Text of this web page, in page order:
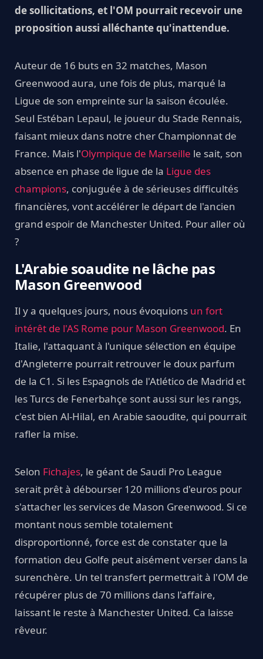
de sollicitations, et l'OM pourrait recevoir une
proposition aussi alléchante qu'inattendue.
Auteur de 16 buts en 32 matches, Mason
Greenwood aura, une fois de plus, marqué la
Ligue de son empreinte sur la saison écoulée.
Seul Estéban Lepaul, le joueur du Stade Rennais,
faisant mieux dans notre cher Championnat de
France. Mais l'Olympique de Marseille le sait, son
absence en phase de ligue de la Ligue des
champions, conjuguée à de sérieuses difficultés
financières, vont accélérer le départ de l'ancien
grand espoir de Manchester United. Pour aller où
?
L'Arabie soaudite ne lâche pas
Mason Greenwood
Il y a quelques jours, nous évoquions un fort
intérêt de l'AS Rome pour Mason Greenwood. En
Italie, l'attaquant à l'unique sélection en équipe
d'Angleterre pourrait retrouver le doux parfum
de la C1. Si les Espagnols de l'Atlético de Madrid et
les Turcs de Fenerbahçe sont aussi sur les rangs,
c'est bien Al-Hilal, en Arabie saoudite, qui pourrait
rafler la mise.
Selon Fichajes, le géant de Saudi Pro League
serait prêt à débourser 120 millions d'euros pour
s'attacher les services de Mason Greenwood. Si ce
montant nous semble totalement
disproportionné, force est de constater que la
formation deu Golfe peut aisément verser dans la
surenchère. Un tel transfert permettrait à l'OM de
récupérer plus de 70 millions dans l'affaire,
laissant le reste à Manchester United. Ca laisse
rêveur.